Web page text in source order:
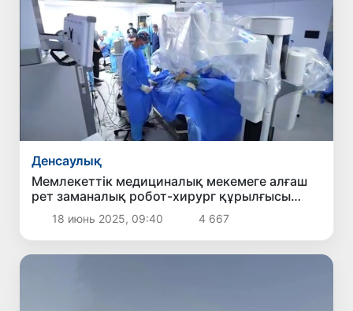
Денсаулық
Мемлекеттік медициналық мекемеге алғаш
рет заманалық робот-хирург құрылғысы
әкелінді — ДСМ
18 июнь 2025, 09:40 4 667